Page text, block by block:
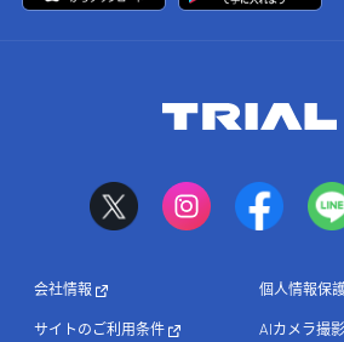
会社情報 個人情報保
サイトのご利用条件 AIカメラ撮